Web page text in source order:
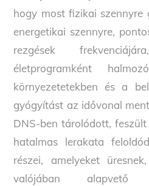
hogy most fizikai szennyre
energetikai szennyre,
rezgések
életprogramként
környezetetekben és a
gyógyítást az idővonal
DNS-ben tárolódott,
hatalmas lerakata
részei, amelyeket
valójában alapvető